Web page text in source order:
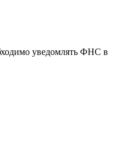
уведомлять ФНС в